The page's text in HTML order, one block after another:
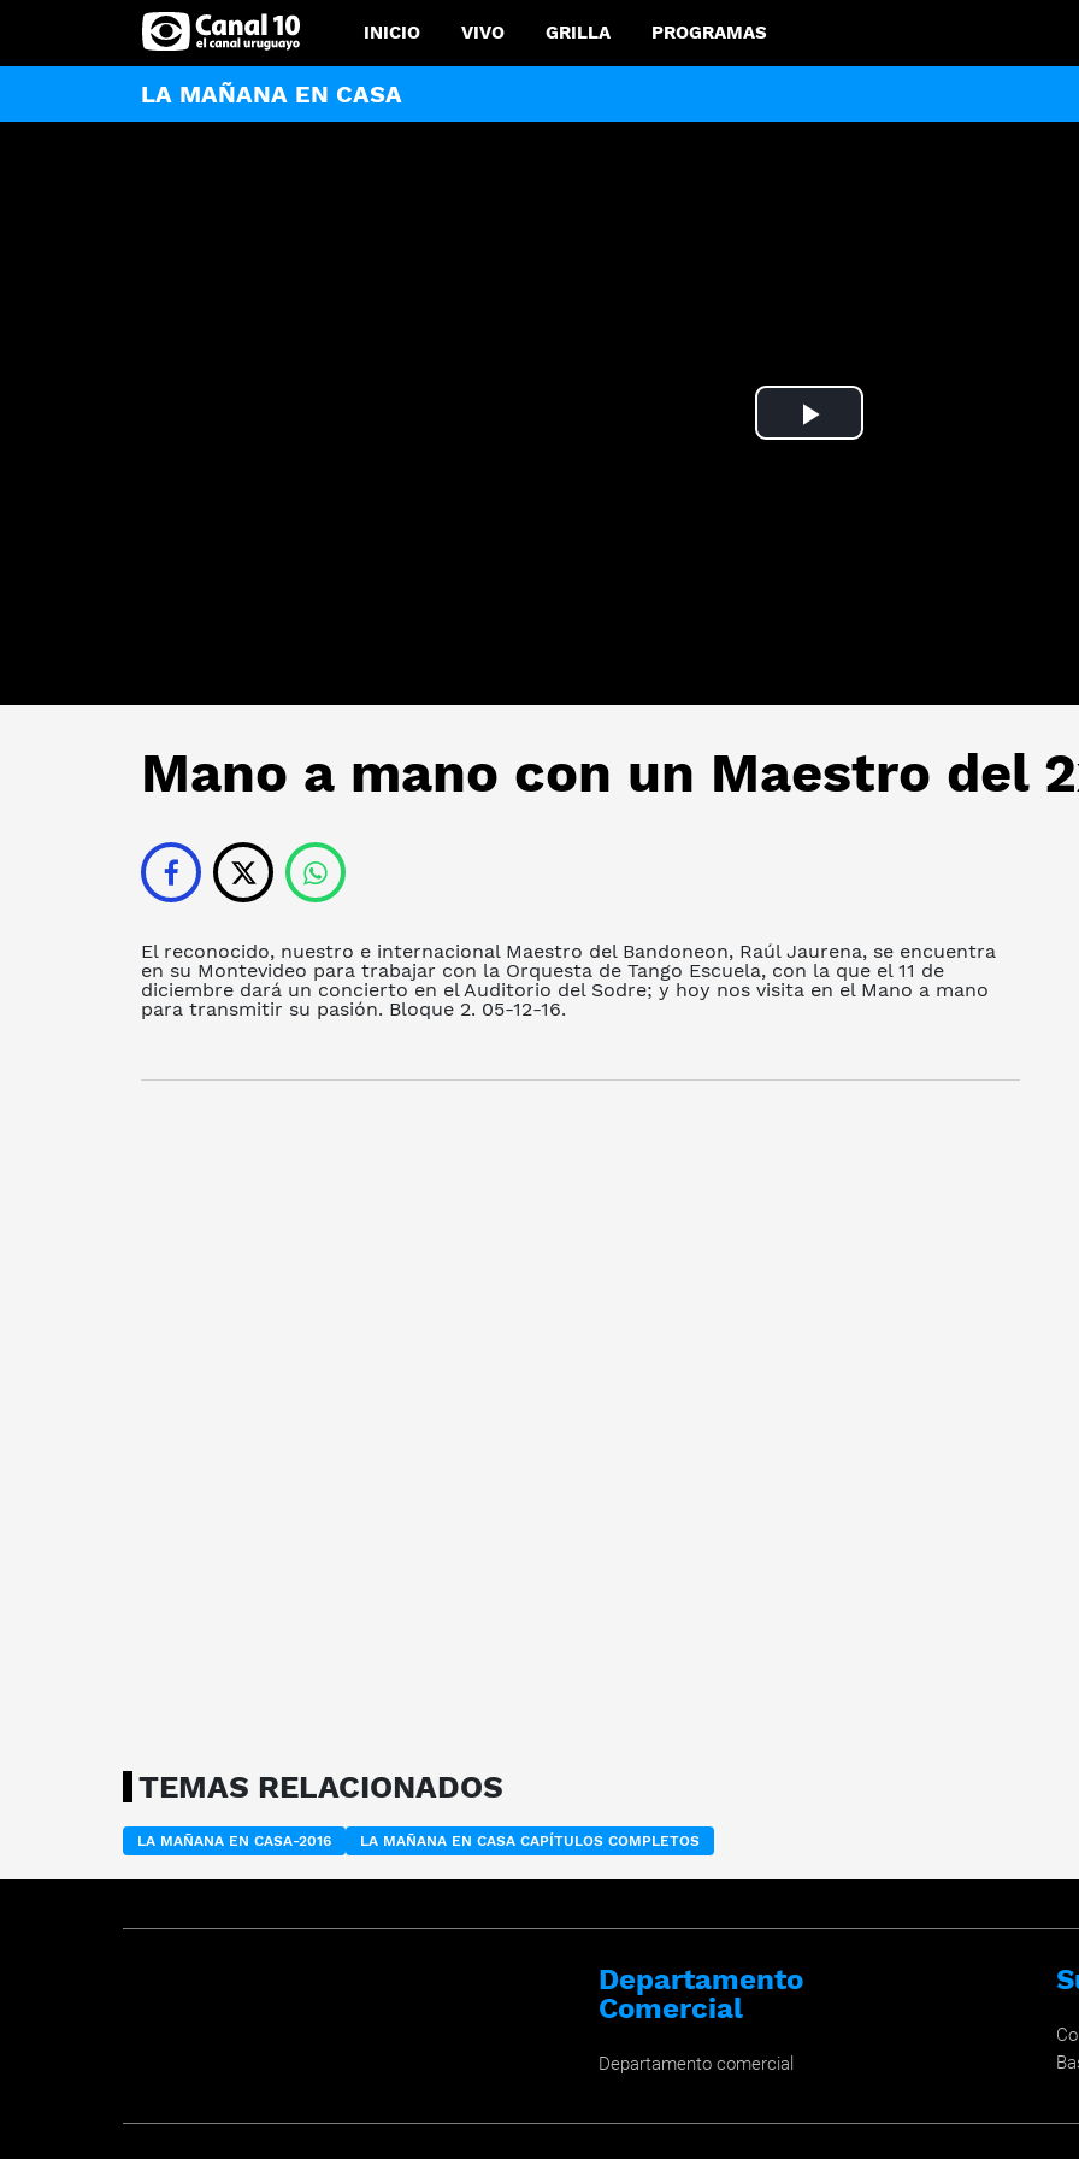
INICIO VIVO GRILLA PROGRAMAS
LA MAÑANA EN CASA
Play
Mano a mano con un Maestro del
El reconocido, nuestro e internacional Maestro del Bandoneon, Raúl Jaurena, se encuentra
en su Montevideo para trabajar con la Orquesta de Tango Escuela, con la que el 11 de
diciembre dará un concierto en el Auditorio del Sodre; y hoy nos visita en el Mano a mano
para transmitir su pasión. Bloque 2. 05-12-16.
TEMAS RELACIONADOS
LA MAÑANA EN CASA-2016 LA MAÑANA EN CASA CAPÍTULOS COMPLETOS
Departamento
Comercial
Departamento comercial